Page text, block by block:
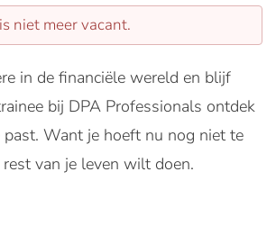
niet meer vacant.
in de financiële wereld en blijf
bij DPA Professionals ontdek
Want je hoeft nu nog niet te
van je leven wilt doen.